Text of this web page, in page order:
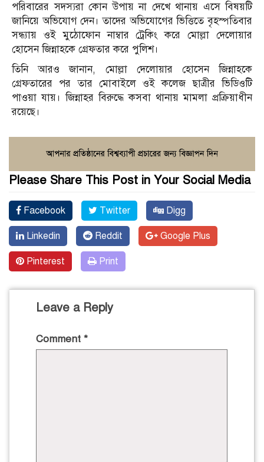
পরিবারের সদস্যরা কোন উপায় না দেখে থানায় এসে বিষয়টি
জানিয়ে অভিযোগ দেন। তাদের অভিযোগের ভিত্তিতে বৃহস্পতিবার
সন্ধ্যায় ওই মুঠোফোন নাম্বার ট্রেকিং করে মোল্লা দেলোয়ার
হোসেন জিন্নাহকে গ্রেফতার করে পুলিশ।
তিনি আরও জানান, মোল্লা দেলোয়ার হোসেন জিন্নাহকে
গ্রেফতারের পর তার মোবাইলে ওই কলেজ ছাত্রীর ভিডিওটি
পাওয়া যায়। জিন্নাহর বিরুদ্ধে কসবা থানায় মামলা প্রক্রিয়াধীন
রয়েছে।
Please Share This Post in Your Social Media
Facebook Twitter Digg
Linkedin Reddit Google Plus
Pinterest Print
Leave a Reply
Comment *